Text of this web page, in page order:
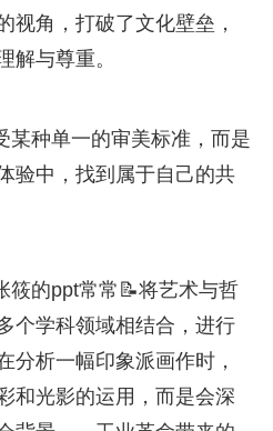
视角，打破了文化壁垒，
解与尊重。
某种单一的审美标准，而是
验中，找到属于自己的共
筱的ppt常常📝将艺术与哲
个学科领域相结合，进行
分析一幅印象派画作时，
和光影的运用，而是会深